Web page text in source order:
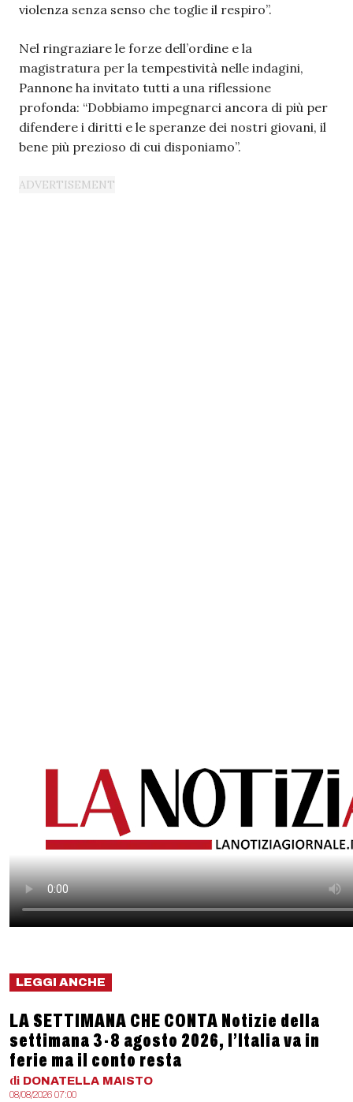
violenza senza senso che toglie il respiro”.
Nel ringraziare le forze dell’ordine e la
magistratura per la tempestività nelle indagini,
Pannone ha invitato tutti a una riflessione
profonda: “Dobbiamo impegnarci ancora di più per
difendere i diritti e le speranze dei nostri giovani, il
bene più prezioso di cui disponiamo”.
LEGGI ANCHE
LA SETTIMANA CHE CONTA Notizie della
settimana 3-8 agosto 2026, l’Italia va in
ferie ma il conto resta
di DONATELLA MAISTO
08/08/2026 07:00